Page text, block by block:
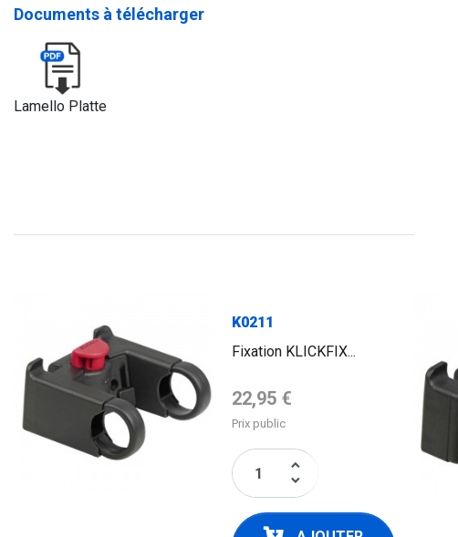
Documents à télécharger
Lamello Platte
K0211
Fixation KLICKFIX...
Prix de base
22,95 €
Prix public
keyboard_arrow_up
keyboard_arrow_down